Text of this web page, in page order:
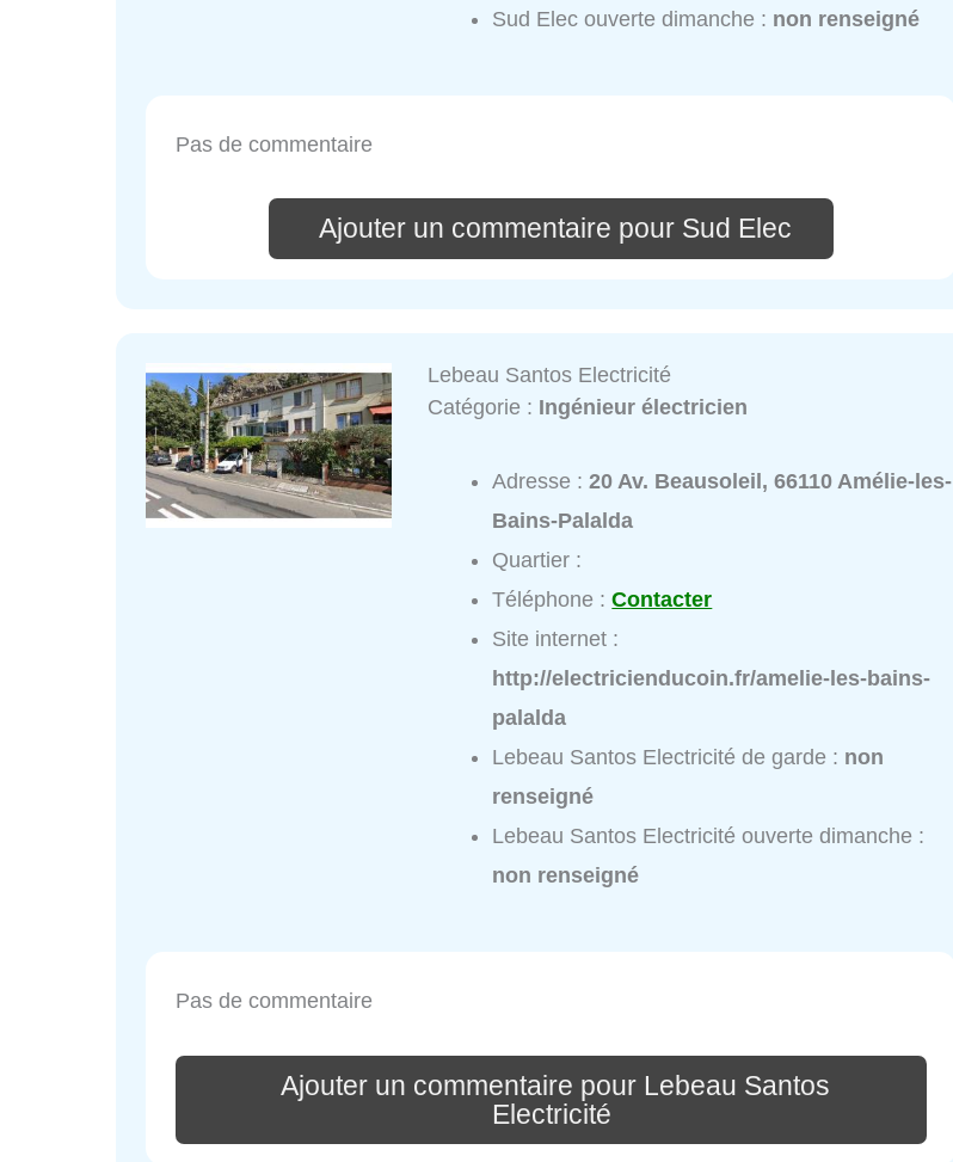
Sud Elec ouverte dimanche : non renseigné
Pas de commentaire
Ajouter un commentaire pour Sud Elec
Lebeau Santos Electricité
Catégorie : Ingénieur électricien
Adresse :20 Av. Beausoleil, 66110 Amélie-les-
Bains-Palalda
Quartier :
Téléphone :Contacter
Site internet :
http://electricienducoin.fr/amelie-les-bains-
palalda
Lebeau Santos Electricité de garde : non
renseigné
Lebeau Santos Electricité ouverte dimanche :
non renseigné
Pas de commentaire
Ajouter un commentaire pour Lebeau Santos
Electricité